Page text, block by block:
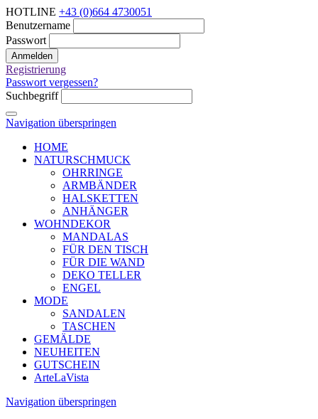
HOTLINE +43 (0)664 4730051
Benutzername
Passwort
Anmelden
Registrierung
Passwort vergessen?
Suchbegriff
Navigation überspringen
HOME
NATURSCHMUCK
OHRRINGE
ARMBÄNDER
HALSKETTEN
ANHÄNGER
WOHNDEKOR
MANDALAS
FÜR DEN TISCH
FÜR DIE WAND
DEKO TELLER
ENGEL
MODE
SANDALEN
TASCHEN
GEMÄLDE
NEUHEITEN
GUTSCHEIN
ArteLaVista
Navigation überspringen